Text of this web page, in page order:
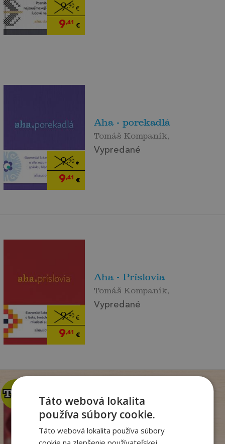
9,90€
9,41 €
9,90€
9,41 €
Aha - porekadlá
Tomáš Kompaník,
Vypredané
9,90€
9,41 €
Aha - Príslovia
Tomáš Kompaník,
Vypredané
TOP
TOP
Krv sa stane zábavou
(Dominik Dán 42)
Táto webová lokalita
používa súbory cookie.
Táto webová lokalita používa súbory